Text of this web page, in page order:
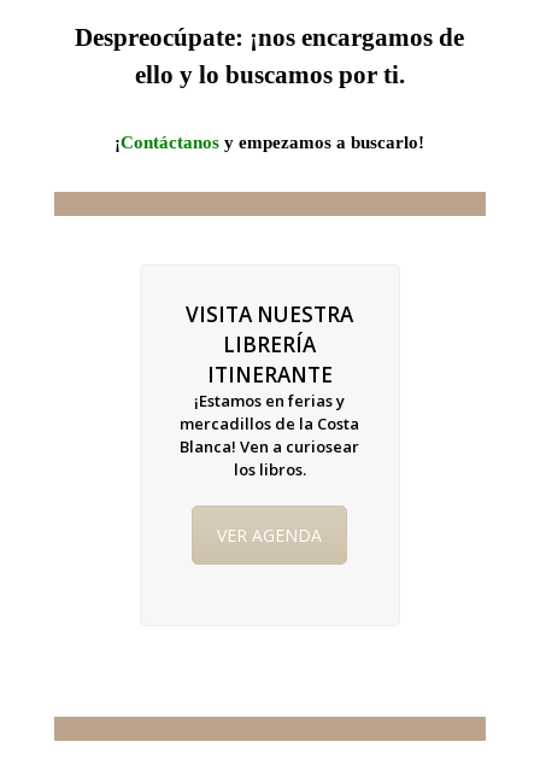
Despreocúpate: ¡nos encargamos de
ello y lo buscamos por ti.
¡Contáctanos y empezamos a buscarlo!
VISITA NUESTRA
LIBRERÍA
ITINERANTE
¡Estamos en ferias y
mercadillos de la Costa
Blanca! Ven a curiosear
los libros.
VER AGENDA